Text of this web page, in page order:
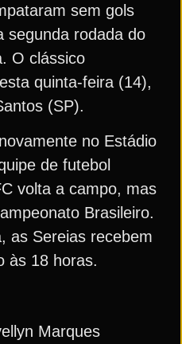
sem gols
segunda rodada do
O clássico
quinta-feira (14),
(SP).
no Estádio
de futebol
volta a campo, mas
Brasileiro.
as Sereias recebem
às 18 horas.
Marques